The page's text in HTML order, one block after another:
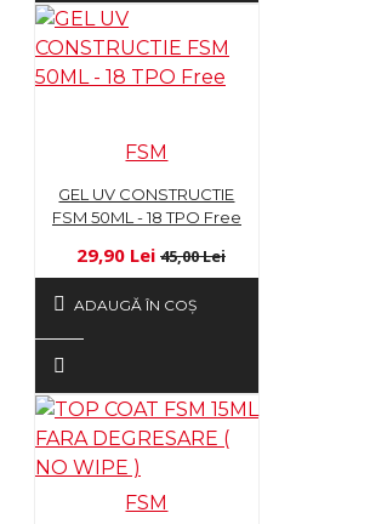
FSM
GEL UV CONSTRUCTIE
FSM 50ML - 18 TPO Free
29,90 Lei 45,00 Lei
ADAUGĂ ÎN COŞ
FSM